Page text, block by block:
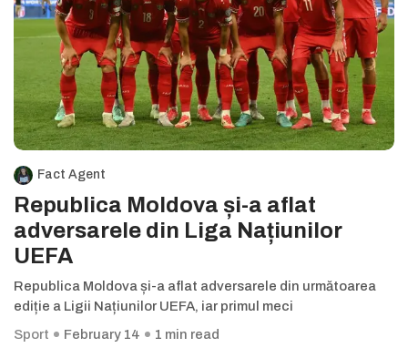
Fact Agent
Republica Moldova și-a aflat
adversarele din Liga Națiunilor
UEFA
Republica Moldova și-a aflat adversarele din următoarea
ediție a Ligii Națiunilor UEFA, iar primul meci
Sport
February 14 1 min read